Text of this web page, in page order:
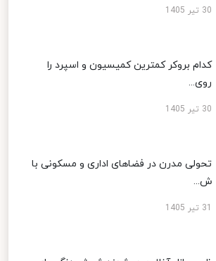
30 تیر 1405
کدام بروکر کمترین کمیسیون و اسپرد را
روی...
30 تیر 1405
تحولی مدرن در فضاهای اداری و مسکونی با
ش...